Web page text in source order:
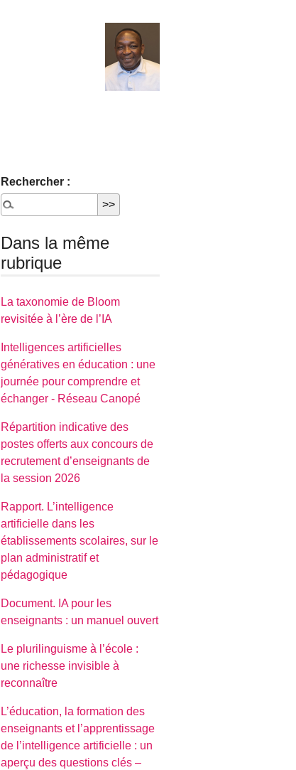
Rechercher :
Dans la même
rubrique
La taxonomie de Bloom
revisitée à l’ère de l’IA
Intelligences artificielles
génératives en éducation : une
journée pour comprendre et
échanger - Réseau Canopé
Répartition indicative des
postes offerts aux concours de
recrutement d’enseignants de
la session 2026
Rapport. L’intelligence
artificielle dans les
établissements scolaires, sur le
plan administratif et
pédagogique
Document. IA pour les
enseignants : un manuel ouvert
Le plurilinguisme à l’école :
une richesse invisible à
reconnaître
L’éducation, la formation des
enseignants et l’apprentissage
de l’intelligence artificielle : un
aperçu des questions clés –